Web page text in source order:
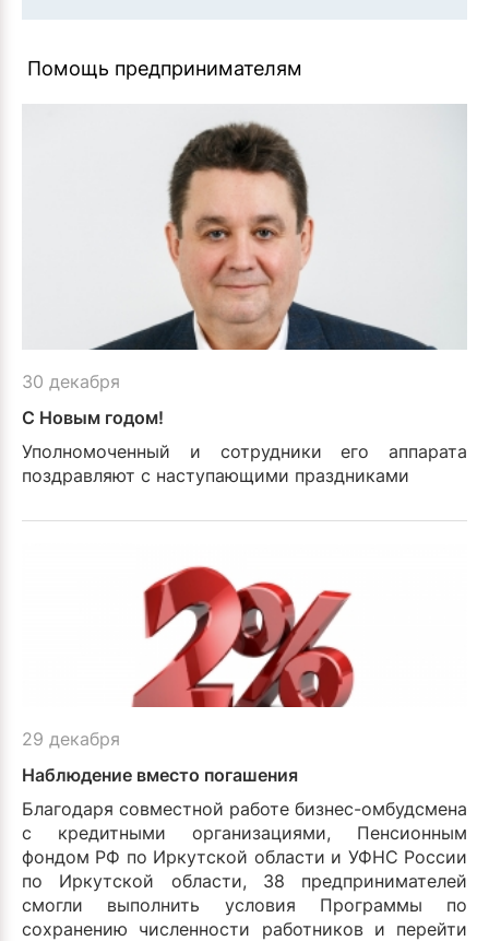
Помощь предпринимателям
30 декабря
С Новым годом!
Уполномоченный и сотрудники его аппарата
поздравляют с наступающими праздниками
29 декабря
Наблюдение вместо погашения
Благодаря совместной работе бизнес-омбудсмена
с кредитными организациями, Пенсионным
фондом РФ по Иркутской области и УФНС России
по Иркутской области, 38 предпринимателей
смогли выполнить условия Программы по
сохранению численности работников и перейти